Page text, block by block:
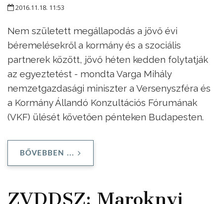
2016.11.18. 11:53
Nem született megállapodás a jövő évi
béremelésekről a kormány és a szociális
partnerek között, jövő héten kedden folytatják
az egyeztetést - mondta Varga Mihály
nemzetgazdasági miniszter a Versenyszféra és
a Kormány Állandó Konzultációs Fórumának
(VKF) ülését követően pénteken Budapesten.
BŐVEBBEN ...
ZVDDSZ: Maroknyi